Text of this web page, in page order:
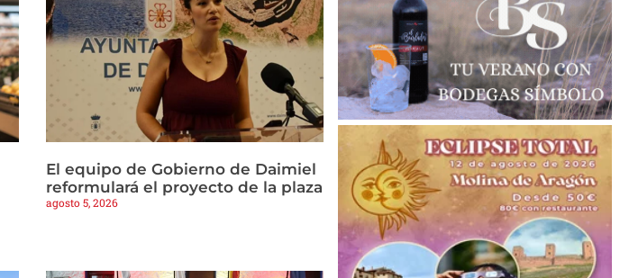
El equipo de Gobierno de Daimiel
reformulará el proyecto de la plaza
agosto 5, 2026